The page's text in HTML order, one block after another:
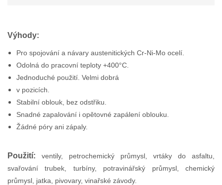
Výhody:
Pro spojování a návary austenitických Cr-Ni-Mo ocelí.
Odolná do pracovní teploty +400°C.
Jednoduché použití. Velmi dobrá
v pozicích.
Stabilní oblouk, bez odstřiku.
Snadné zapalování i opětovné zapálení oblouku.
Žádné póry ani zápaly.
Použití: ventily, petrochemický průmysl, vrtáky do asfaltu,
svařování trubek, turbíny, potravinářský průmysl, chemický
průmysl, jatka, pivovary, vinařské závody.